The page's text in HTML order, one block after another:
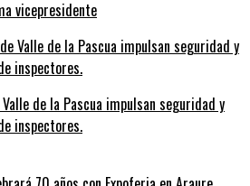
vicepresidente
de la Pascua impulsan seguridad y
inspectores.